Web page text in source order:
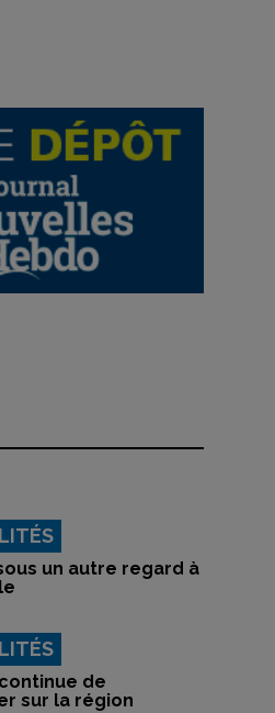
un autre regard à
de
sur la région